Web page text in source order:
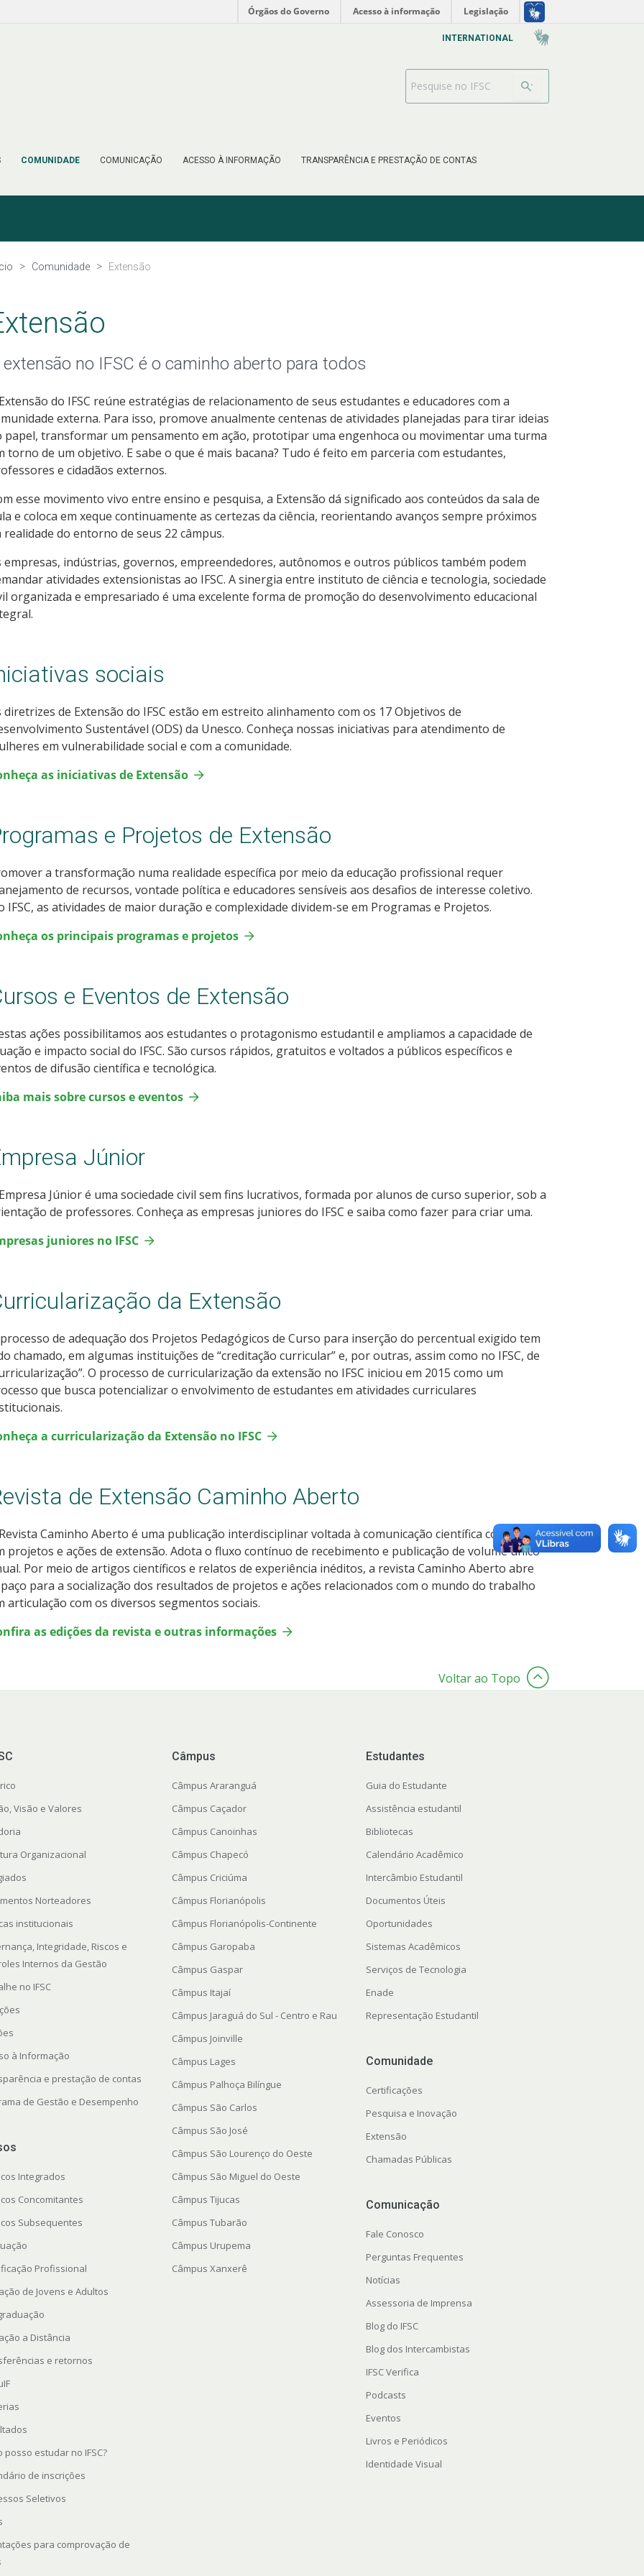
Órgãos do Governo Acesso à informação Legislação
COMUNIDADE COMUNICAÇÃO ACESSO À INFORMAÇÃO TRANSPARÊNCIA E PRESTAÇÃO DE CONTAS
INTERNATIONAL
Barra de busca
Comunidade Extensão
extensão no IFSC é o caminho aberto para todos
do IFSC reúne estratégias de relacionamento de seus estudantes e educadores com a
externa. Para isso, promove anualmente centenas de atividades planejadas para tirar ideias
papel, transformar um pensamento em ação, prototipar uma engenhoca ou movimentar uma turma
torno de um objetivo. E sabe o que é mais bacana? Tudo é feito em parceria com estudantes,
e cidadãos externos.
esse movimento vivo entre ensino e pesquisa, a Extensão dá significado aos conteúdos da sala de
e coloca em xeque continuamente as certezas da ciência, reorientando avanços sempre próximos
realidade do entorno de seus 22 câmpus.
empresas, indústrias, governos, empreendedores, autônomos e outros públicos também podem
atividades extensionistas ao IFSC. A sinergia entre instituto de ciência e tecnologia, sociedade
organizada e empresariado é uma excelente forma de promoção do desenvolvimento educacional
sociais
diretrizes de Extensão do IFSC estão em estreito alinhamento com os 17 Objetivos de
Sustentável (ODS) da Unesco. Conheça nossas iniciativas para atendimento de
em vulnerabilidade social e com a comunidade.
as iniciativas de Extensão
e Projetos de Extensão
a transformação numa realidade específica por meio da educação profissional requer
de recursos, vontade política e educadores sensíveis aos desafios de interesse coletivo.
IFSC, as atividades de maior duração e complexidade dividem-se em Programas e Projetos.
os principais programas e projetos
e Eventos de Extensão
ações possibilitamos aos estudantes o protagonismo estudantil e ampliamos a capacidade de
e impacto social do IFSC. São cursos rápidos, gratuitos e voltados a públicos específicos e
de difusão científica e tecnológica.
mais sobre cursos e eventos
Júnior
Júnior é uma sociedade civil sem fins lucrativos, formada por alunos de curso superior, sob a
de professores. Conheça as empresas juniores do IFSC e saiba como fazer para criar uma.
juniores no IFSC
da Extensão
de adequação dos Projetos Pedagógicos de Curso para inserção do percentual exigido tem
chamado, em algumas instituições de “creditação curricular” e, por outras, assim como no IFSC, de
O processo de curricularização da extensão no IFSC iniciou em 2015 como um
que busca potencializar o envolvimento de estudantes em atividades curriculares
a curricularização da Extensão no IFSC
de Extensão Caminho Aberto
Caminho Aberto é uma publicação interdisciplinar voltada à comunicação científica com foco
projetos e ações de extensão. Adota o fluxo contínuo de recebimento e publicação de volume único
Por meio de artigos científicos e relatos de experiência inéditos, a revista Caminho Aberto abre
para a socialização dos resultados de projetos e ações relacionados com o mundo do trabalho
articulação com os diversos segmentos sociais.
as edições da revista e outras informações
Voltar ao Topo
Visão e Valores
Organizacional
Norteadores
institucionais
Integridade, Riscos e
Internos da Gestão
no IFSC
à Informação
e prestação de contas
de Gestão e Desempenho
Integrados
Concomitantes
Subsequentes
Profissional
de Jovens e Adultos
a Distância
e retornos
posso estudar no IFSC?
de inscrições
Seletivos
para comprovação de
Câmpus
Câmpus Araranguá
Câmpus Caçador
Câmpus Canoinhas
Câmpus Chapecó
Câmpus Criciúma
Câmpus Florianópolis
Câmpus Florianópolis-Continente
Câmpus Garopaba
Câmpus Gaspar
Câmpus Itajaí
Câmpus Jaraguá do Sul - Centro e Rau
Câmpus Joinville
Câmpus Lages
Câmpus Palhoça Bilíngue
Câmpus São Carlos
Câmpus São José
Câmpus São Lourenço do Oeste
Câmpus São Miguel do Oeste
Câmpus Tijucas
Câmpus Tubarão
Câmpus Urupema
Câmpus Xanxerê
Estudantes
Guia do Estudante
Assistência estudantil
Bibliotecas
Calendário Acadêmico
Intercâmbio Estudantil
Documentos Úteis
Oportunidades
Sistemas Acadêmicos
Serviços de Tecnologia
Enade
Representação Estudantil
Comunidade
Certificações
Pesquisa e Inovação
Extensão
Chamadas Públicas
Comunicação
Fale Conosco
Perguntas Frequentes
Notícias
Assessoria de Imprensa
Blog do IFSC
Blog dos Intercambistas
IFSC Verifica
Podcasts
Eventos
Livros e Periódicos
Identidade Visual